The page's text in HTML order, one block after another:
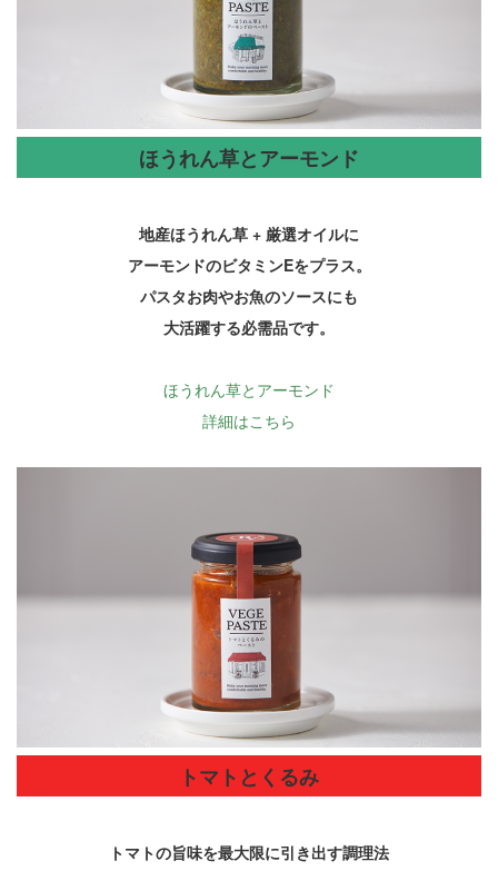
ほうれん草とアーモンド
地産ほうれん草 + 厳選オイルに
アーモンドのビタミンEをプラス。
パスタお肉やお魚のソースにも
大活躍する必需品です。
ほうれん草とアーモンド
詳細はこちら
トマトとくるみ
トマトの旨味を最大限に引き出す調理法